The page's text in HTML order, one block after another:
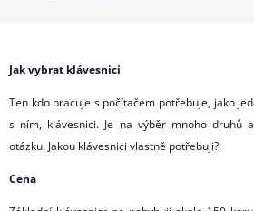
Jak vybrat klávesnici
Ten kdo pracuje s počítačem potřebuje, jako
s ním, klávesnici. Je na výběr mnoho druhů
otázku. Jakou klávesnici vlastně potřebuji?
Cena